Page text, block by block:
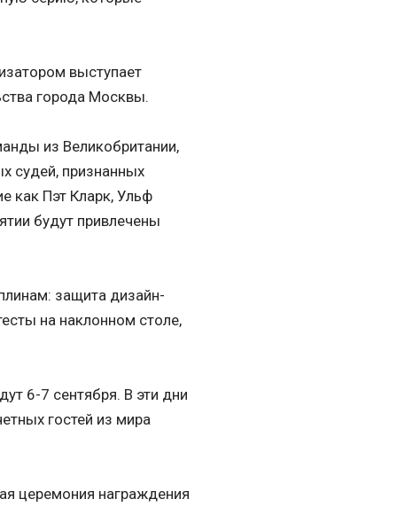
выступает
города Москвы.
из Великобритании,
судей, признанных
как Пэт Кларк, Ульф
будут привлечены
защита дизайн-
на наклонном столе,
6-7 сентября. В эти дни
гостей из мира
церемония награждения